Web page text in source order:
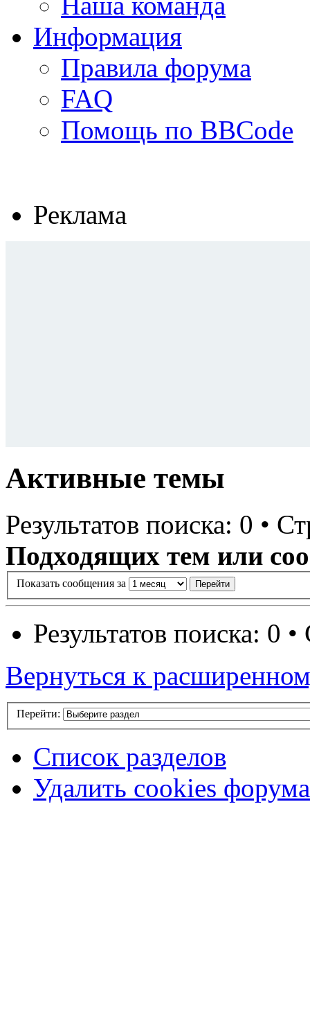
Информация
Правила форума
FAQ
Помощь по BBCode
Реклама
Активные темы
Результатов поиска: 0 •
Подходящих тем или
Показать сообщения за
Результатов поиска: 0
Вернуться к
Перейти:
Список разделов
Удалить cookies форума